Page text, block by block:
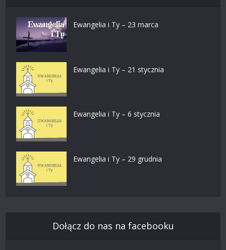
Ewangelia i Ty – 23 marca
Ewangelia i Ty – 21 stycznia
Ewangelia i Ty – 6 stycznia
Ewangelia i Ty – 29 grudnia
Dołącz do nas na facebooku